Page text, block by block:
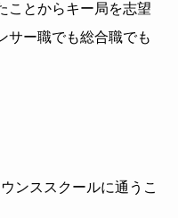
ことからキー局を志望
サー職でも総合職でも
ンススクールに通うこ